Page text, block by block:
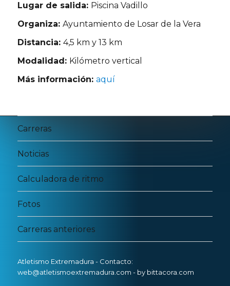
Lugar de salida: Piscina Vadillo
Organiza:Ayuntamiento de Losar de la Vera
Distancia:4,5 km y 13 km
Modalidad: Kilómetro vertical
Más información:aquí
Carreras
Noticias
Calculadora de ritmo
Fotos
Carreras anteriores
Atletismo Extremadura - Contacto:
web@atletismoextremadura.com - by bittacora.com